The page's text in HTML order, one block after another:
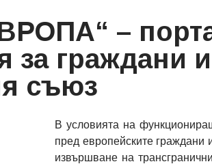
–
за граждани
съюз
В условията на
пред европейските граждани
извършване на